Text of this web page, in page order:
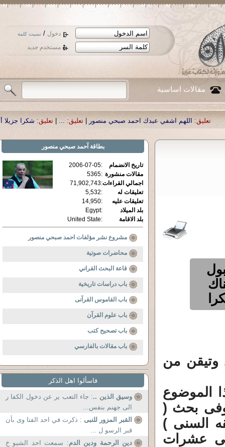
دخول / نسيت كلمة
مستخدم جديد
مقالات اساسية
اشفي عبدك احمد صبحي منصور| تعليق: ...
|تعليق: شكرا جزيلا أستاذ حمد
وتيقن من
الموضوع
وفى بحث (
السنى )
عشرات
بطاقة آحمد صبحي منصور
تاريخ الانضمام :
2006-07-05
مقالات منشورة :
5365
اجمالي القراءات:
71,902,743
تعليقات له
:
5,532
تعليقات عليه
:
14,950
بلد الميلاد
:
Egypt
بلد الاقامة
:
United State
مشروع نشر مؤلفات احمد صبحي منصور
محاضرات صوتية
قاعة البحث القراني
باب دراسات تاريخية
باب القاموس القرآنى
باب علوم القرآن
باب تصحيح كتب
باب مقالات بالفارسي
فاسألوا اهل الذكر
وسيق الذين ..: جاء التعب ير عن دخول الكفا ر
الى جهنم بنفس...
القبر المزور للنبى : ذكرت في احد الفتا وى بأن
قبر الرسو ل ...
دين الرحمة ودين الدم: سمعت احد الشيو خ